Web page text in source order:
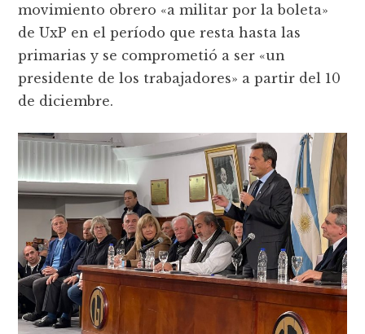
movimiento obrero «a militar por la boleta»
de UxP en el período que resta hasta las
primarias y se comprometió a ser «un
presidente de los trabajadores» a partir del 10
de diciembre.